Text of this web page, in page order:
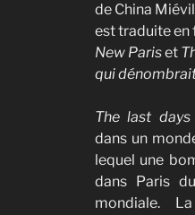
de China
est traduite en
New Pariset
qui
The last
dans un
lequel une
dans Paris
mondiale.